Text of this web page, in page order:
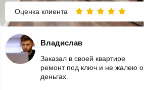
Оценка клиента
Заказал в своей квартире
ремонт под ключ и не жалею о
деньгах.
Владислав